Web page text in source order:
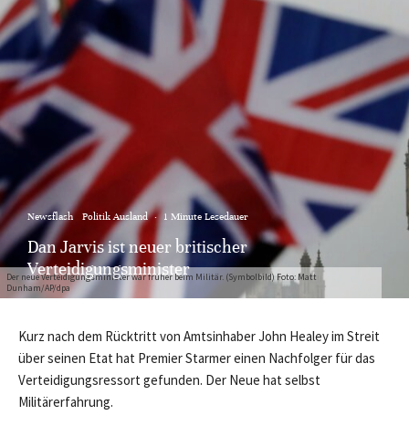
Der neue Verteidigungsminister war früher beim Militär. (Symbolbild) Foto: Matt
Dunham/AP/dpa
Newsflash Politik Ausland · 1 Minute Lesedauer
Dan Jarvis ist neuer britischer
Verteidigungsminister
Kurz nach dem Rücktritt von Amtsinhaber John Healey im Streit
über seinen Etat hat Premier Starmer einen Nachfolger für das
Verteidigungsressort gefunden. Der Neue hat selbst
Militärerfahrung.